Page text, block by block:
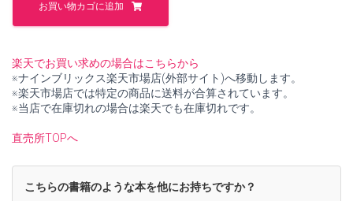
生
【中
古】
個
お買い物カゴに追加
楽天でお買い求めの場合はこちらから
※ナインブリックス楽天市場店(外部サイト)へ移動します。
※楽天市場店では特定の商品に送料が合算されています。
※当店で在庫切れの場合は楽天でも在庫切れです。
直売所TOPへ
こちらの書籍のような本を他にお持ちですか？